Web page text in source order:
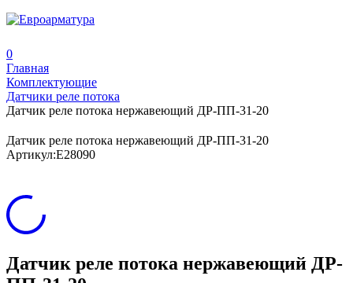
0
Главная
Комплектующие
Датчики реле потока
Датчик реле потока нержавеющий ДР-ПП-31-20
Датчик реле потока нержавеющий ДР-ПП-31-20
Артикул:E28090
Датчик реле потока нержавеющий ДР-